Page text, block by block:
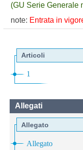
(GU Serie Generale
note: Entrata in